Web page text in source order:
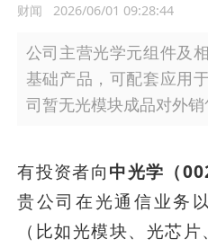
财闻 2026/06/01 09:28:44
公司主营光学元组件及
基础产品，可配套应用
司暂无光模块成品对外销
有投资者向中光学（
贵公司在光通信业务
（比如光模块、光芯